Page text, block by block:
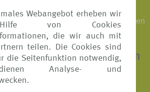
Webangebot erheben wir
von Cookies
die wir auch mit
teilen. Die Cookies sind
die Seitenfunktion notwendig,
Analyse- und
- im In- und Ausland; alleine,
einer Reisegruppe; bei Tagesreisen
beinhaltet zum